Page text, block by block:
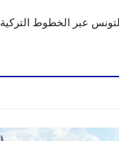
عبر الخطوط التركية